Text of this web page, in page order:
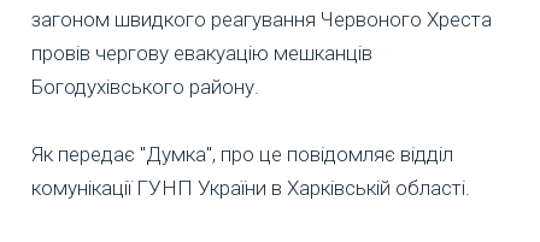
загоном швидкого реагування Червоного Хреста
провів чергову евакуацію мешканців
Богодухівського району.
Як передає "Думка", про це повідомляє відділ
комунікації ГУНП України в Харківській області.